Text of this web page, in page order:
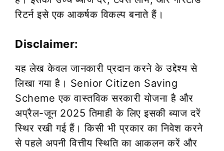
रिटर्न इसे एक आकर्षक विकल्प बनाते हैं।
Disclaimer:
यह लेख केवल जानकारी प्रदान करने के उद्देश्य से
लिखा गया है। Senior Citizen Saving
Scheme एक वास्तविक सरकारी योजना है और
अप्रैल-जून 2025 तिमाही के लिए इसकी ब्याज दरें
स्थिर रखी गई हैं। किसी भी प्रकार का निवेश करने
से पहले अपनी वित्तीय स्थिति का आकलन करें और